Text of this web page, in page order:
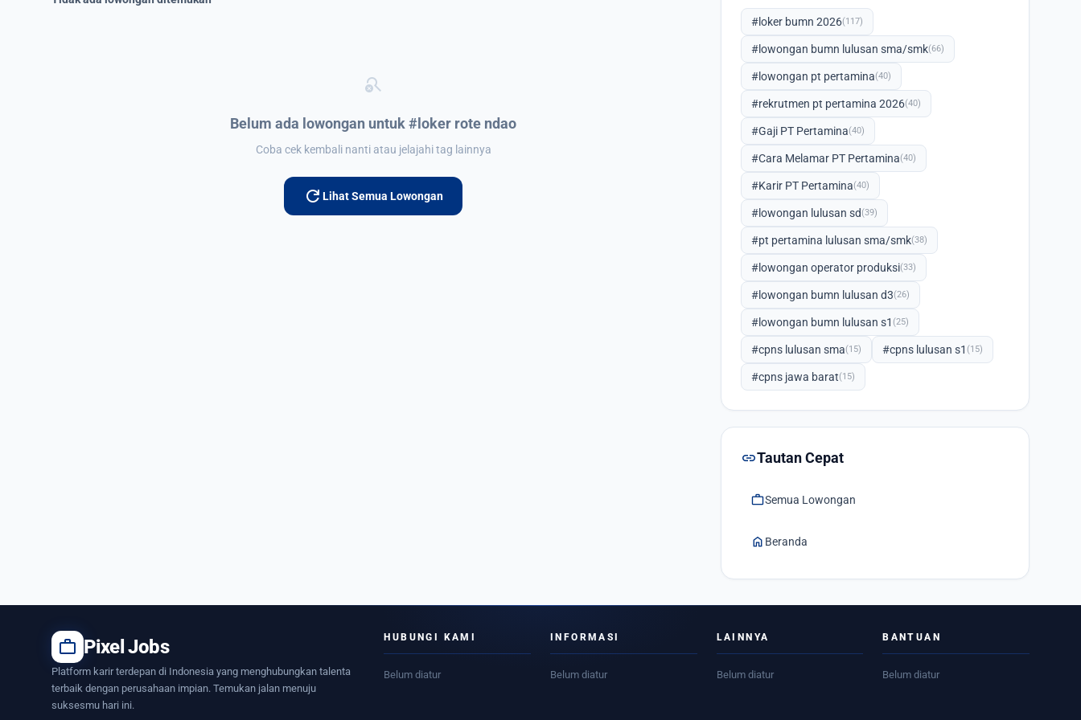
search_off
Belum ada lowongan untuk #loker rote ndao
Coba cek kembali nanti atau jelajahi tag lainnya
refresh Lihat Semua Lowongan
#loker bumn 2026(117)
#lowongan bumn lulusan sma/smk(66)
#lowongan pt pertamina(40)
#rekrutmen pt pertamina 2026(40)
#Gaji PT Pertamina(40)
#Cara Melamar PT Pertamina(40)
#Karir PT Pertamina(40)
#lowongan lulusan sd(39)
#pt pertamina lulusan sma/smk(38)
#lowongan operator produksi(33)
#lowongan bumn lulusan d3(26)
#lowongan bumn lulusan s1 (25)
#cpns lulusan sma(15) #cpns lulusan s1 (15)
#cpns jawa barat(15)
linkTautan Cepat
workSemua Lowongan
home Beranda
work Pixel Jobs
Platform karir terdepan di Indonesia yang menghubungkan talenta
terbaik dengan perusahaan impian. Temukan jalan menuju
suksesmu hari ini.
HUBUNGI KAMI
Belum diatur
INFORMASI
Belum diatur
LAINNYA
Belum diatur
BANTUAN
Belum diatur